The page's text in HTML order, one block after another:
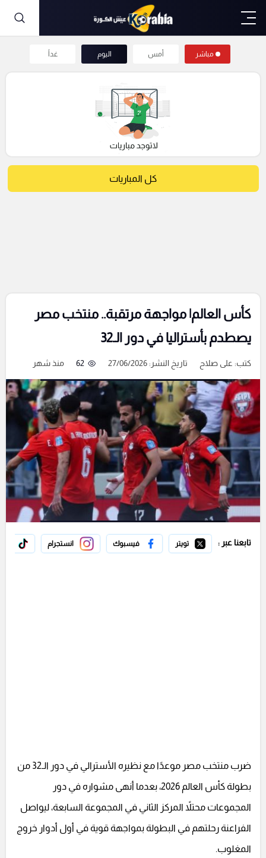
مباشر أمس اليوم غداً
كل المباريات
كأس العالم| مواجهة مرتقبة.. منتخب مصر
يصطدم بأستراليا في دور الـ32
كتب: على صلاح تاريخ النشر: 27/06/2026 62 منذ شهر
تابعنا عبر : تويتر فيسبوك انستجرام
ضرب منتخب مصر موعدًا مع نظيره الأسترالي في دور الـ32 من
بطولة كأس العالم 2026، بعدما أنهى مشواره في دور
المجموعات محتلاً المركز الثاني في المجموعة السابعة، ليواصل
الفراعنة رحلتهم في البطولة بمواجهة قوية في أول أدوار خروج
المغلوب.